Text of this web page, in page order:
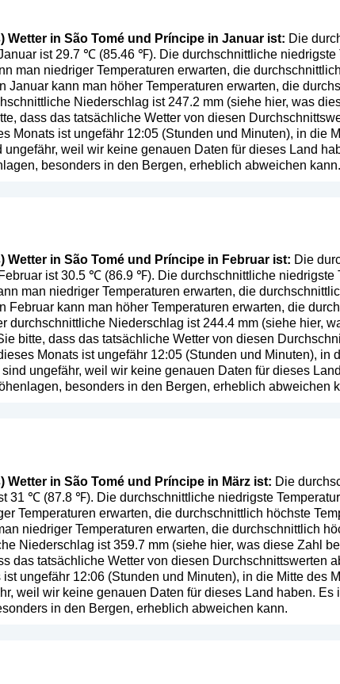
Wetter in São Tomé und Príncipe in Januar ist: Die
ist 29.7 ℃ (85.46 ℉). Die durchschnittliche
man niedriger Temperaturen erwarten, die
Januar kann man höher Temperaturen erwarten, die
Niederschlag ist 247.2 mm (siehe hier, was
dass das tatsächliche Wetter von diesen
Monats ist ungefähr 12:05 (Stunden und Minuten), in die
ungefähr, weil wir keine genauen Daten für dieses Land
besonders in den Bergen, erheblich abweichen kann.
Wetter in São Tomé und Príncipe in Februar ist: Die
ist 30.5 ℃ (86.9 ℉). Die durchschnittliche
man niedriger Temperaturen erwarten, die
Februar kann man höher Temperaturen erwarten, die
durchschnittliche Niederschlag ist 244.4 mm (siehe hier,
bitte, dass das tatsächliche Wetter von diesen
Monats ist ungefähr 12:05 (Stunden und Minuten), in
ungefähr, weil wir keine genauen Daten für dieses
besonders in den Bergen, erheblich abweichen
Wetter in São Tomé und Príncipe in März ist: Die
31 ℃ (87.8 ℉). Die durchschnittliche niedrigste
Temperaturen erwarten, die durchschnittlich höchste
niedriger Temperaturen erwarten, die durchschnittlich
Niederschlag ist 359.7 mm (siehe hier, was diese Zahl
das tatsächliche Wetter von diesen Durchschnittswerten
ungefähr 12:06 (Stunden und Minuten), in die Mitte des
weil wir keine genauen Daten für dieses Land haben. Es
in den Bergen, erheblich abweichen kann.